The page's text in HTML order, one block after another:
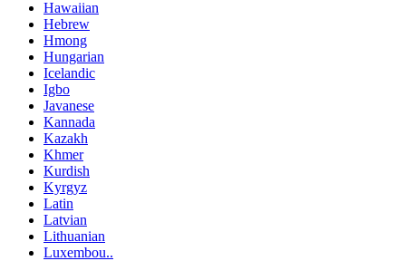
Hawaiian
Hebrew
Hmong
Hungarian
Icelandic
Igbo
Javanese
Kannada
Kazakh
Khmer
Kurdish
Kyrgyz
Latin
Latvian
Lithuanian
Luxembou..